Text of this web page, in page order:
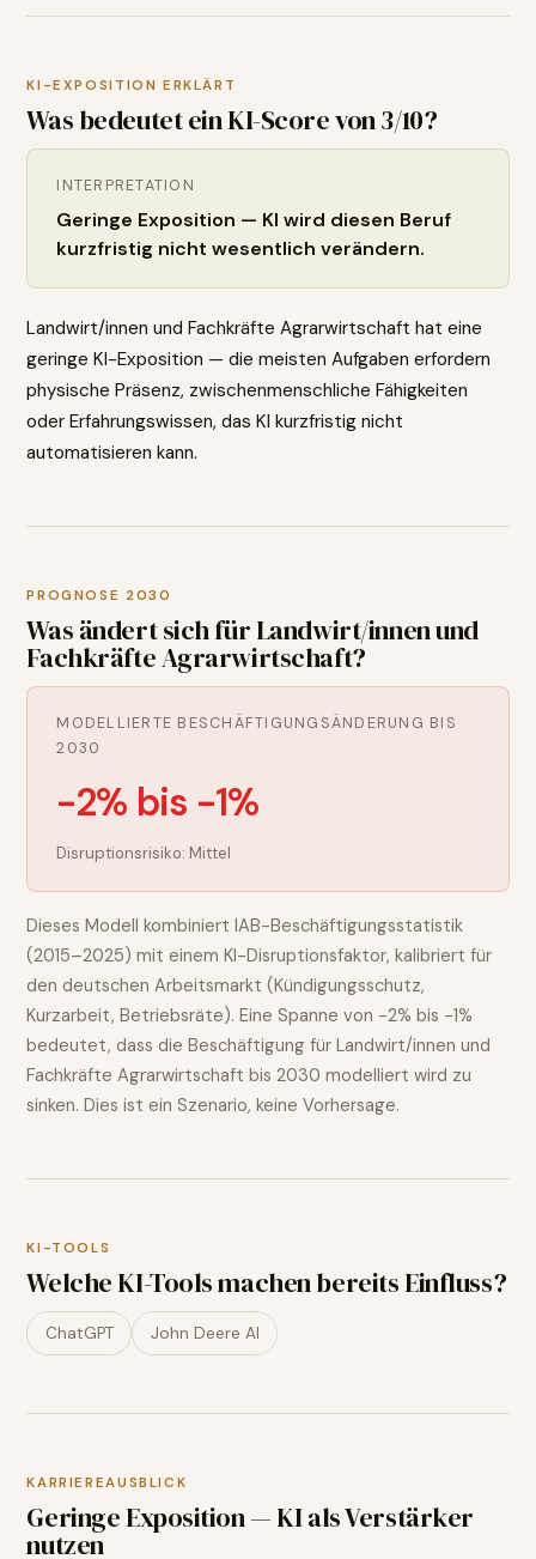
KI-EXPOSITION ERKLÄRT
Was bedeutet ein KI-Score von3/10?
INTERPRETATION
Geringe Exposition — KI wird diesen Beruf
kurzfristig nicht wesentlich verändern.
Landwirt/innen und Fachkräfte Agrarwirtschaft hat eine
geringe KI-Exposition — die meisten Aufgaben erfordern
physische Präsenz, zwischenmenschliche Fähigkeiten
oder Erfahrungswissen, das KI kurzfristig nicht
automatisieren kann.
PROGNOSE 2030
Was ändert sich für Landwirt/innen und
Fachkräfte Agrarwirtschaft?
MODELLIERTE BESCHÄFTIGUNGSÄNDERUNG BIS
2030
-2% bis -1%
Disruptionsrisiko: Mittel
Dieses Modell kombiniert IAB-Beschäftigungsstatistik
(2015–2025) mit einem KI-Disruptionsfaktor, kalibriert für
den deutschen Arbeitsmarkt (Kündigungsschutz,
Kurzarbeit, Betriebsräte). Eine Spanne von -2% bis -1%
bedeutet, dass die Beschäftigung fürLandwirt/innen und
Fachkräfte Agrarwirtschaft bis 2030 modelliert wird zu
sinken. Dies ist ein Szenario, keine Vorhersage.
KI-TOOLS
Welche KI-Tools machen bereits Einfluss?
ChatGPT John Deere AI
KARRIEREAUSBLICK
Geringe Exposition — KI als Verstärker
nutzen